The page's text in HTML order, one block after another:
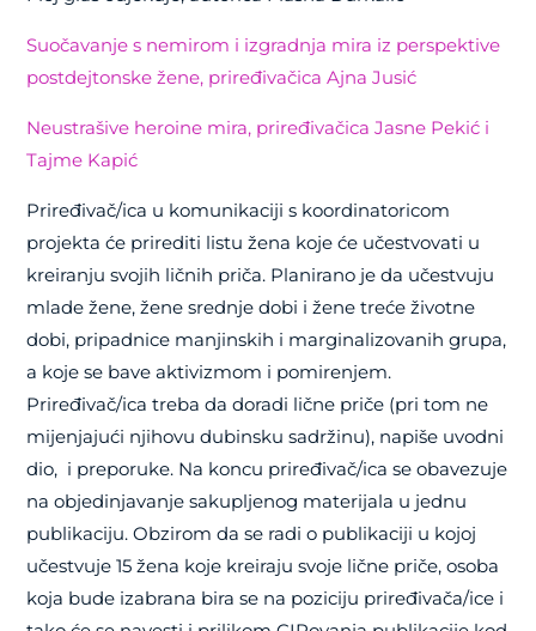
Suočavanje s nemirom i izgradnja mira iz perspektive
postdejtonske žene, priređivačica Ajna Jusić
Neustrašive heroine mira, priređivačica Jasne Pekić i
Tajme Kapić
Priređivač/ica u komunikaciji s koordinatoricom
projekta će prirediti listu žena koje će učestvovati u
kreiranju svojih ličnih priča. Planirano je da učestvuju
mlade žene, žene srednje dobi i žene treće životne
dobi, pripadnice manjinskih i marginalizovanih grupa,
a koje se bave aktivizmom i pomirenjem.
Priređivač/ica treba da doradi lične priče (pri tom ne
mijenjajući njihovu dubinsku sadržinu), napiše uvodni
dio, i preporuke. Na koncu priređivač/ica se obavezuje
na objedinjavanje sakupljenog materijala u jednu
publikaciju. Obzirom da se radi o publikaciji u kojoj
učestvuje 15 žena koje kreiraju svoje lične priče, osoba
koja bude izabrana bira se na poziciju priređivača/ice i